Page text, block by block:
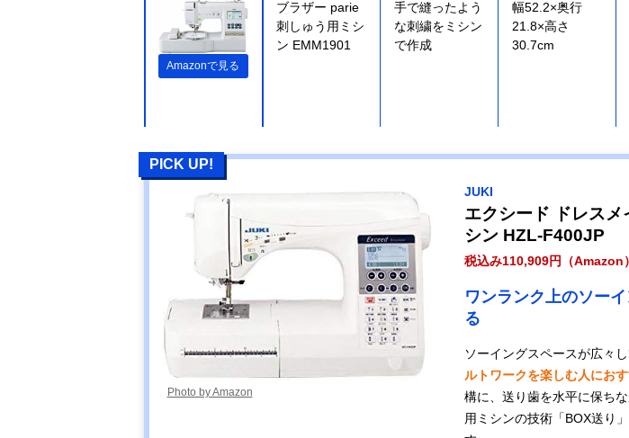
Amazonで見る
ブラザー parie
刺しゅう用ミシ
ン EMM1901
手で縫ったよう
な刺繍をミシン
で作成
幅52.2×奥行
21.8×高さ
30.7cm
Amazonで見る
JN831
しいステッチの
仕上がりがきれ
29.8cm
Amazonで見る
家庭用ミシン
HZL-G100B
スムーズに布を
送る毎分900針
の強力モーター
幅44.5×奥行
22.3×高さ
Amazonで見る
子育て世帯にお
すすめ！ステッ
幅41.1×奥行
17.8×高さ
PICK UP!
Photo by Amazon
JUKI
エクシード ドレスメ
シン HZL-F400JP
税込み110,909円（Amazon）
ワンランク上のソー
る
ソーイングスペースが広々し
ルトワークを楽しむ人にお
構に、送り歯を水平に保ち
用ミシンの技術「BOX送り